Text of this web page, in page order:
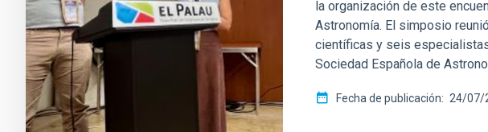
la organización de este
Astronomía. El simposio
científicas y seis
Sociedad Española de
Fecha de publicación 24/07/